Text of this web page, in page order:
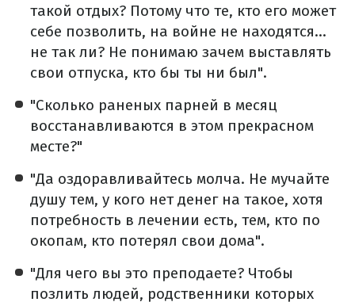
такой отдых? Потому что те, кто его может
себе позволить, на войне не находятся…
не так ли? Не понимаю зачем выставлять
свои отпуска, кто бы ты ни был".
"Сколько раненых парней в месяц
восстанавливаются в этом прекрасном
месте?"
"Да оздоравливайтесь молча. Не мучайте
душу тем, у кого нет денег на такое, хотя
потребность в лечении есть, тем, кто по
окопам, кто потерял свои дома".
"Для чего вы это преподаете? Чтобы
позлить людей, родственники которых